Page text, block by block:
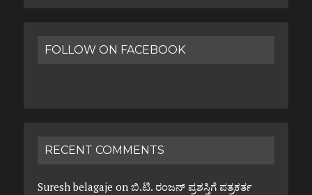
FOLLOW ON FACEBOOK
RECENT COMMENTS
Suresh belagaje on ಬಿ.ಟಿ. ರಂಜನ್ ಪ್ರಶಸ್ತಿಗೆ ಪತ್ರಕರ್ತ